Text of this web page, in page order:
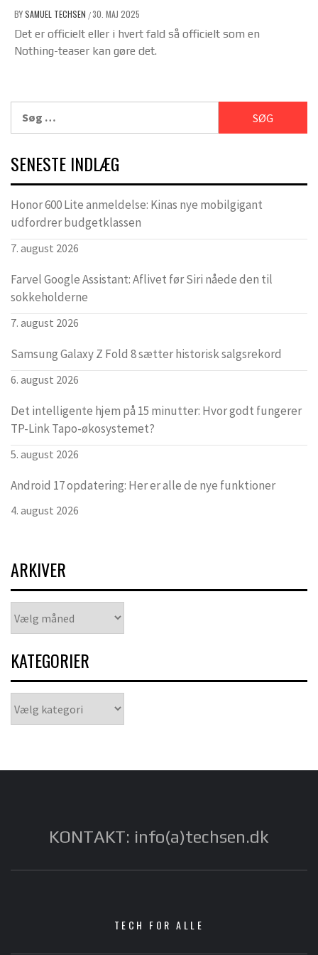
BYSAMUEL TECHSEN /30. MAJ 2025
Det er officielt eller i hvert fald så officielt som en
Nothing-teaser kan gøre det.
efter:
SENESTE INDLÆG
Honor 600 Lite anmeldelse: Kinas nye mobilgigant
udfordrer budgetklassen
7. august 2026
Farvel Google Assistant: Aflivet før Siri nåede den til
sokkeholderne
7. august 2026
Samsung Galaxy Z Fold 8 sætter historisk salgsrekord
6. august 2026
Det intelligente hjem på 15 minutter: Hvor godt fungerer
TP-Link Tapo-økosystemet?
5. august 2026
Android 17 opdatering: Her er alle de nye funktioner
4. august 2026
ARKIVER
KATEGORIER
KONTAKT: info(a)techsen.dk
TECH FOR ALLE